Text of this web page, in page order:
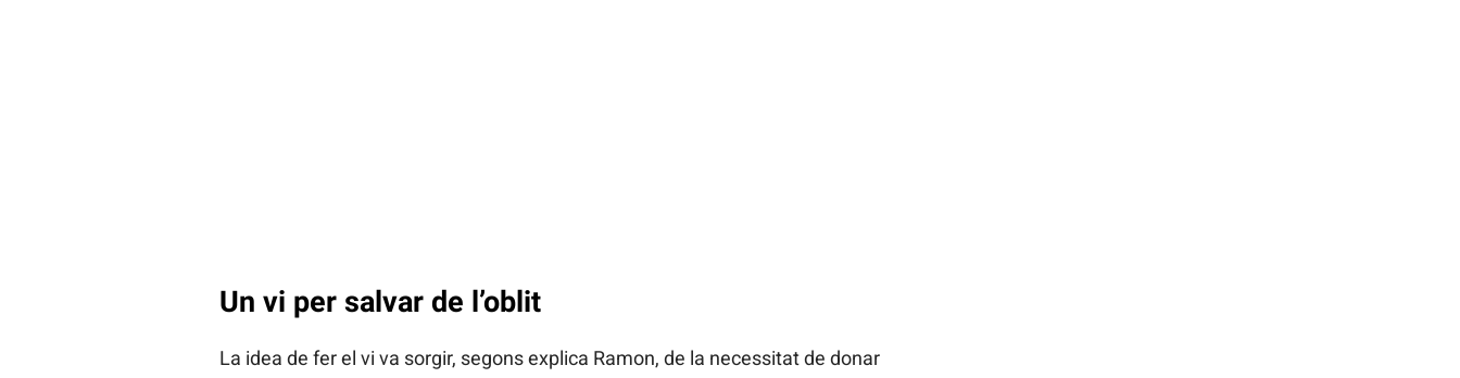
Un vi per salvar de l’oblit
La idea de fer el vi va sorgir, segons explica Ramon, de la necessitat de donar